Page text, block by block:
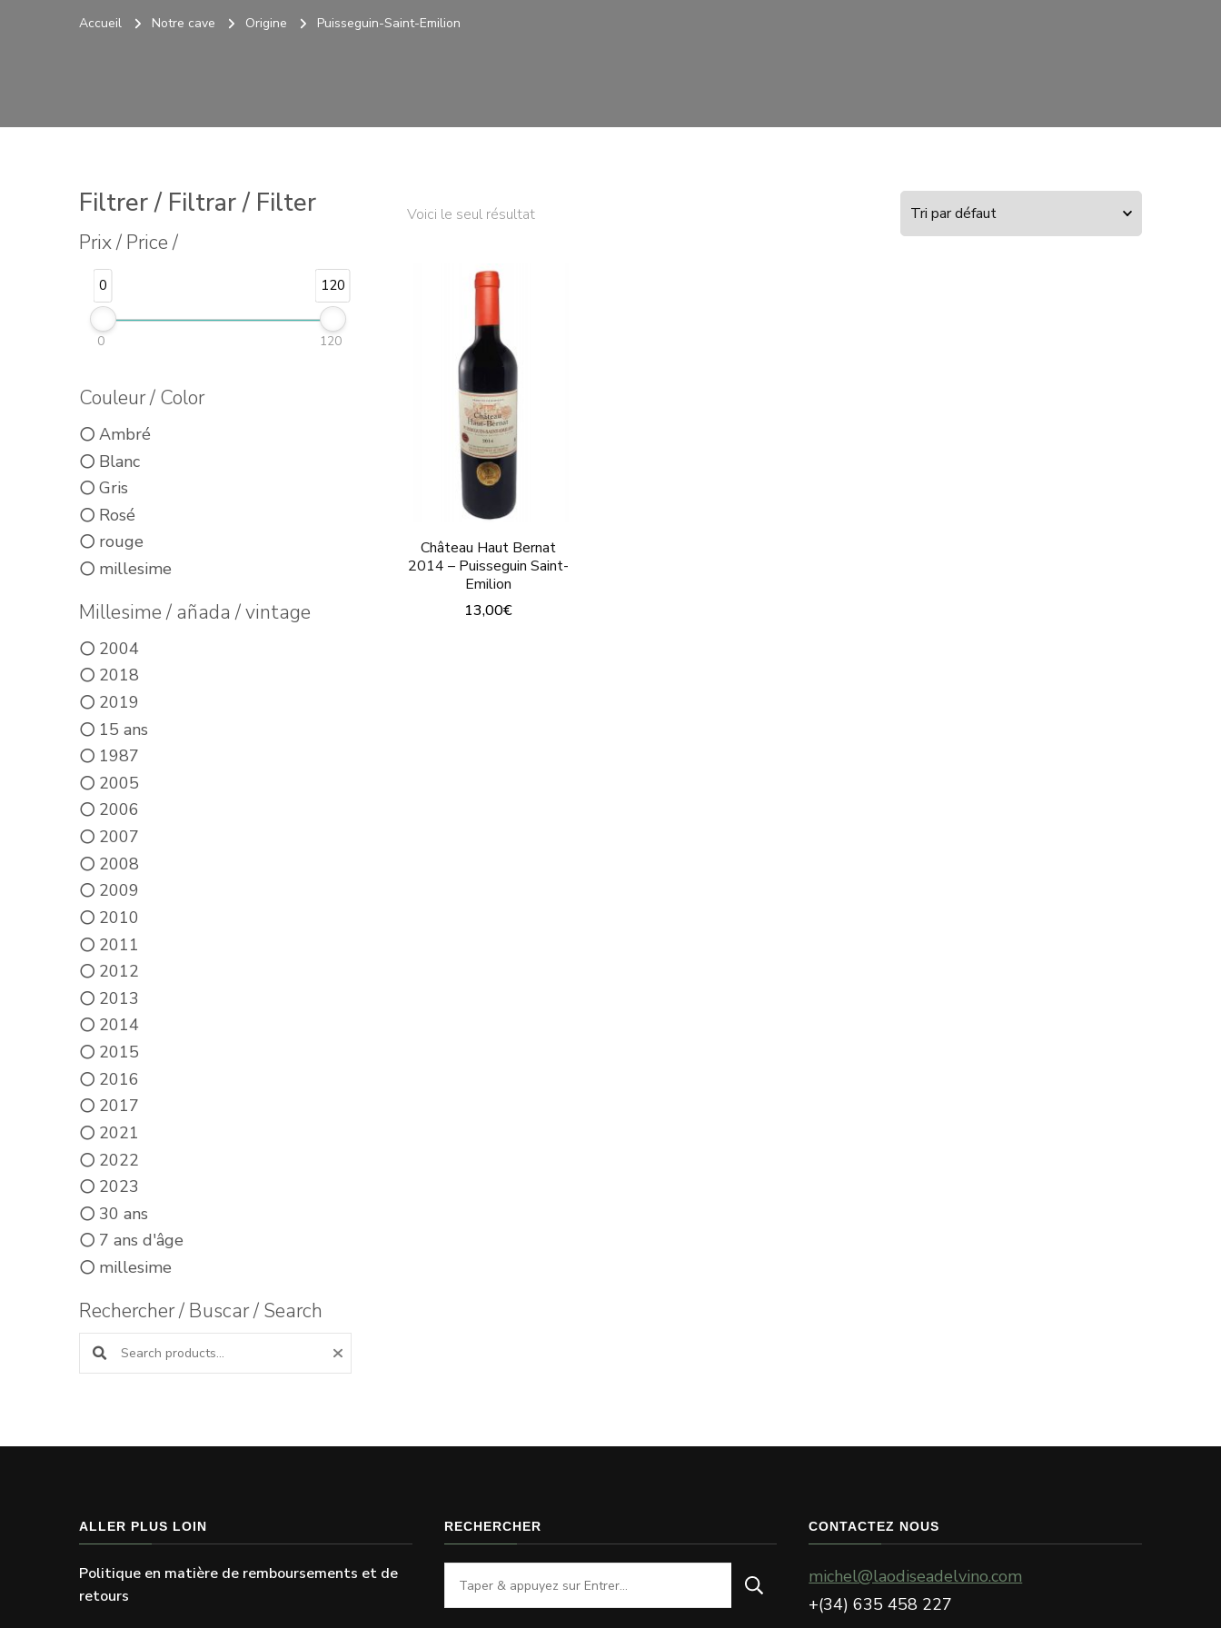
Accueil Notre cave Origine Puisseguin-Saint-Emilion
Voici le seul résultat
Château Haut Bernat
2014 – Puisseguin Saint-
Emilion
13,00€
Filtrer / Filtrar / Filter
Prix / Price /
0 120
0 120
Couleur / Color
Ambré
Blanc
Gris
Rosé
rouge
millesime
Millesime / añada / vintage
2004
2018
2019
15 ans
1987
2005
2006
2007
2008
2009
2010
2011
2012
2013
2014
2015
2016
2017
2021
2022
2023
30 ans
7 ans d'âge
millesime
Rechercher / Buscar / Search
Search products:
ALLER PLUS LOIN
Politique en matière de remboursements et de
retours
RECHERCHER
Vous
recherchiez
CONTACTEZ NOUS
michel@laodiseadelvino.com
+(34) 635 458 227